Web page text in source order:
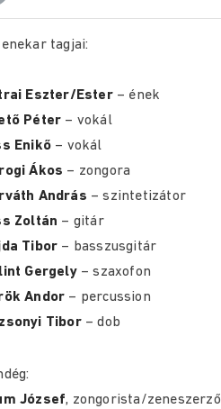
tagjai:
Eszter/Ester– ének
Péter – vokál
Enikő – vokál
Ákos – zongora
András – szintetizátor
Zoltán – gitár
Tibor – basszusgitár
Gergely– szaxofon
Andor – percussion
Tibor– dob
József, zongorista/zeneszerző